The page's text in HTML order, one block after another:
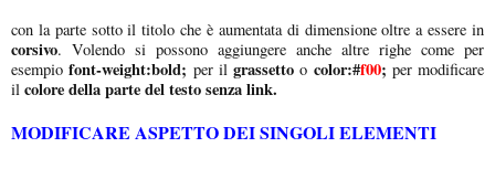
con la parte sotto il titolo che è aumentata di dimensione oltre a essere in
corsivo. Volendo si possono aggiungere anche altre righe come per
esempiofont-weight:bold; per ilgrassetto o color:#f00; per modificare
il colore della parte del testo senza link.
MODIFICARE ASPETTO DEI SINGOLI ELEMENTI